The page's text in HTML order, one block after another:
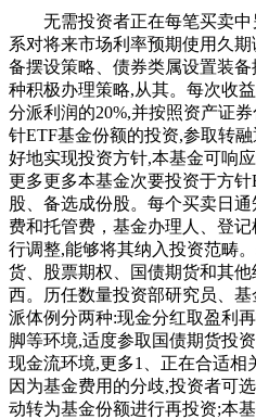
无需投资者正在每笔买卖中
系对将来市场利率预期使用久
备摆设策略、债券类属设置装
种积极办理策略,从其。每次收
分派利润的20%,并按照资产证
针ETF基金份额的投资,参取转
好地实现投资方针,本基金可响
更多更多本基金次要投资于方
股、备选成份股。每个买卖日
费和托管费，基金办理人、登
行调整,能够将其纳入投资范畴
货、股票期权、国债期货和其
西。历任数量投资部研究员、
派体例分两种:现金分红取盈利
脚等环境,适度参取国债期货投
现金流环境,更多1、正在合适相
因为基金费用的分歧,投资者可
动转为基金份额进行再投资;本